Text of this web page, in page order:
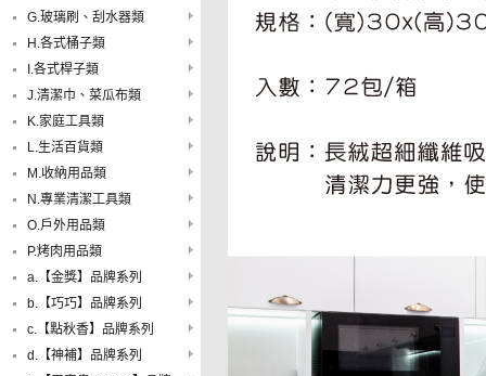
G.玻璃刷、刮水器類
H.各式桶子類
I.各式桿子類
J.清潔巾、菜瓜布類
K.家庭工具類
L.生活百貨類
M.收納用品類
N.專業清潔工具類
O.戶外用品類
P.烤肉用品類
a.【金獎】品牌系列
b.【巧巧】品牌系列
c.【點秋香】品牌系列
d.【神補】品牌系列